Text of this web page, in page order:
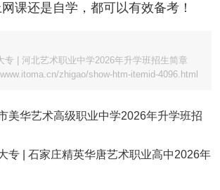
课还是自学，都可以有效备考！
专 | 河北艺术职业中学2026年升学班招生简章
zhigao/show-htm-itemid-4096.html
美华艺术高级职业中学2026年升学班招
专 | 石家庄精英华唐艺术职业高中2026年